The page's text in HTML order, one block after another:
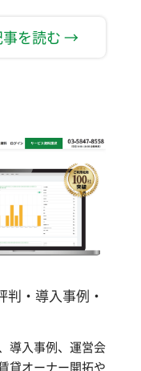
事を読む →
・導入事例・
導入事例、運営会
貸オーナー開拓や